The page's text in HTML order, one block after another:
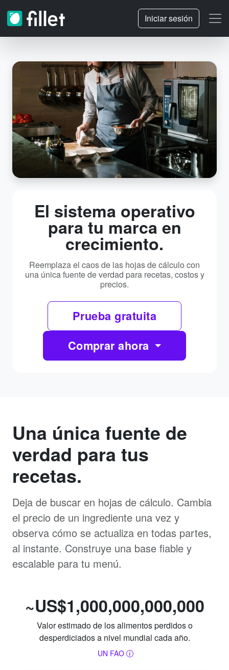
Iniciar sesión
El sistema operativo
para tu marca en
crecimiento.
Reemplaza el caos de las hojas de cálculo con
una única fuente de verdad para recetas, costos y
precios.
Prueba gratuita
Comprar ahora
Una única fuente de
verdad para tus
recetas.
Deja de buscar en hojas de cálculo. Cambia
el precio de un ingrediente una vez y
observa cómo se actualiza en todas partes,
al instante. Construye una base fiable y
escalable para tu menú.
~US$1,000,000,000,000
Valor estimado de los alimentos perdidos o
desperdiciados a nivel mundial cada año.
UN FAO